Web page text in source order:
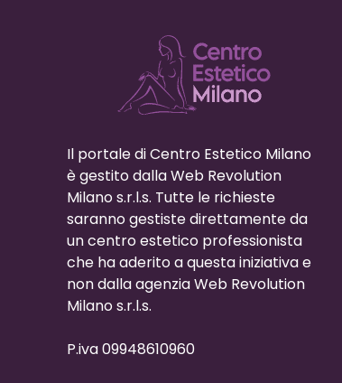
Il portale di Centro Estetico Milano
è gestito dalla Web Revolution
Milano s.r.l.s. Tutte le richieste
saranno gestiste direttamente da
un centro estetico professionista
che ha aderito a questa iniziativa e
non dalla agenzia Web Revolution
Milano s.r.l.s.
P.iva 09948610960